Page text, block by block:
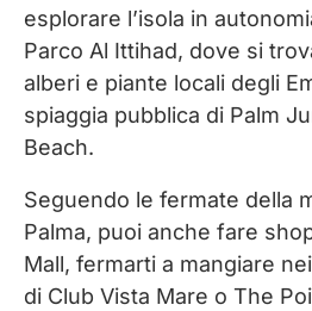
esplorare l’isola in
Parco Al Ittihad, dove si
alberi e piante locali degli
spiaggia pubblica di Palm
Beach.
Seguendo le fermate della
Palma, puoi anche fare
Mall, fermarti a mangiare
di Club Vista Mare o The